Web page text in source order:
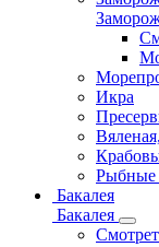
Икра
Рыбные
Бакалея
Бакалея